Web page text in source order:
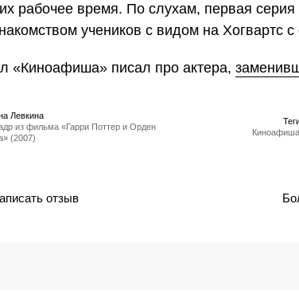
рабочее время. По слухам, первая
учеников с видом на Хогвартс
«Киноафиша» писал про актера,
из фильма «Гарри Поттер и Орден
(2007)
Левкина
отзыв